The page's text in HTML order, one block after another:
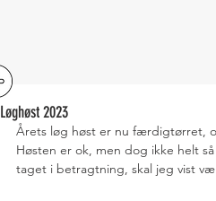
Løghøst 2023
Årets løg høst er nu færdigtørret,
Høsten er ok, men dog ikke helt
taget i betragtning, skal jeg vist